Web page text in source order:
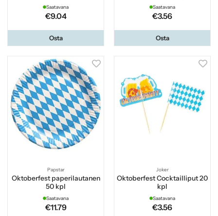
Saatavana
€9.04
Osta
Saatavana
€3.56
Osta
Papstar
Oktoberfest paperilautanen
50 kpl
Saatavana
€11.79
Joker
Oktoberfest Cocktailliput 20
kpl
Saatavana
€3.56